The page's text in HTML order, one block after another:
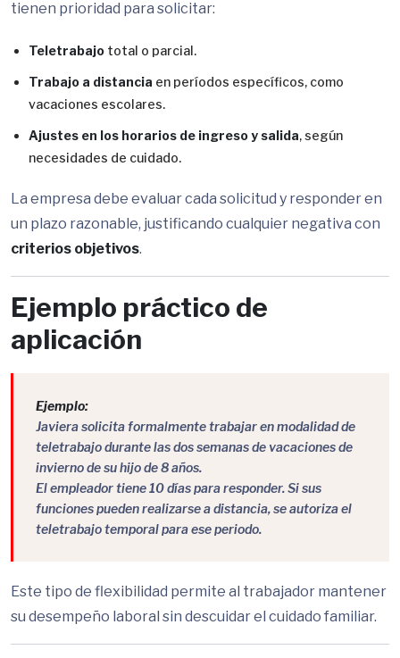
tienen prioridad para solicitar:
Teletrabajo total o parcial.
Trabajo a distancia en períodos específicos, como
vacaciones escolares.
Ajustes en los horarios de ingreso y salida, según
necesidades de cuidado.
La empresa debe evaluar cada solicitud y responder en
un plazo razonable, justificando cualquier negativa con
criterios objetivos.
Ejemplo práctico de
aplicación
Ejemplo:
Javiera solicita formalmente trabajar en modalidad de
teletrabajo durante las dos semanas de vacaciones de
invierno de su hijo de 8 años.
El empleador tiene 10 días para responder. Si sus
funciones pueden realizarse a distancia, se autoriza el
teletrabajo temporal para ese periodo.
Este tipo de flexibilidad permite al trabajador mantener
su desempeño laboral sin descuidar el cuidado familiar.